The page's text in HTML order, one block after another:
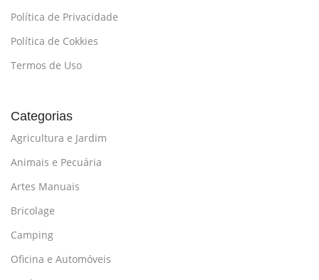
Política de Privacidade
Política de Cokkies
Termos de Uso
Categorias
Agricultura e Jardim
Animais e Pecuária
Artes Manuais
Bricolage
Camping
Oficina e Automóveis